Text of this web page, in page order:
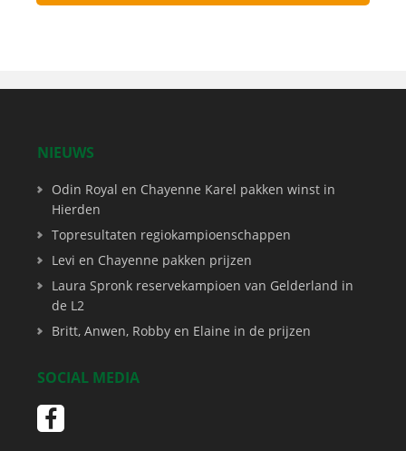
NIEUWS
Odin Royal en Chayenne Karel pakken winst in
Hierden
Topresultaten regiokampioenschappen
Levi en Chayenne pakken prijzen
Laura Spronk reservekampioen van Gelderland in
de L2
Britt, Anwen, Robby en Elaine in de prijzen
SOCIAL MEDIA